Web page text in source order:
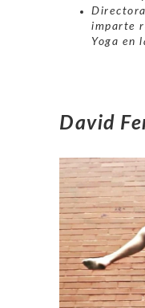
imparte
Yoga en
David